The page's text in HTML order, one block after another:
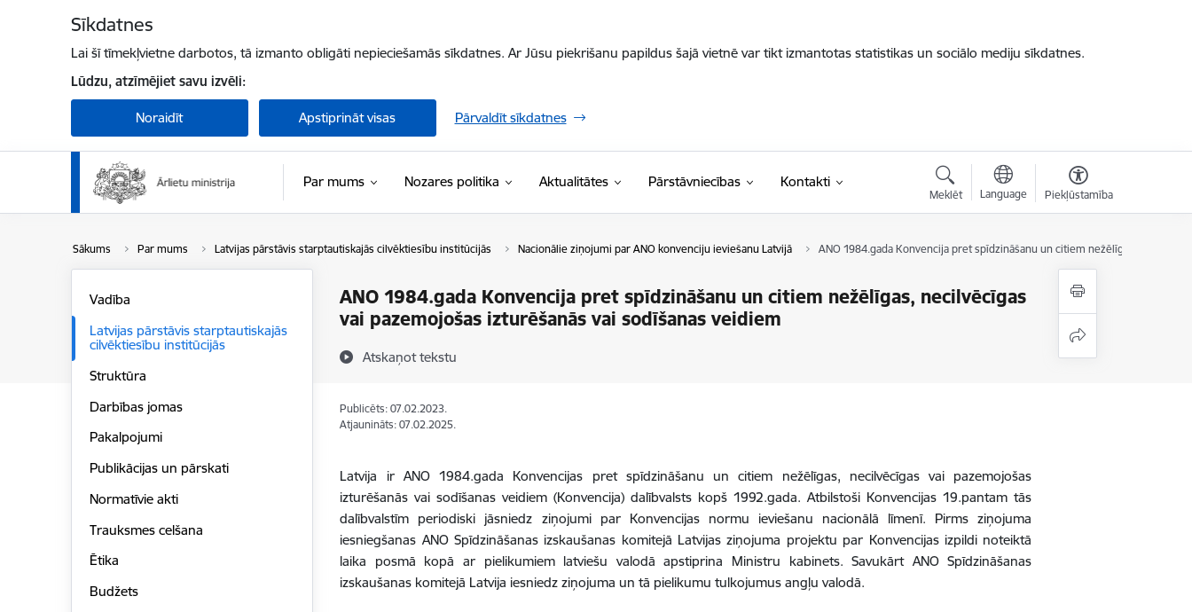
Sīkdatnes
Lai šī tīmekļvietne darbotos, tā izmanto obligāti nepieciešamās sīkdatnes. Ar Jūsu piekrišanu papildus šajā vietnē var tikt izmantotas statistikas un sociālo mediju sīkdatnes.
Lūdzu, atzīmējiet savu izvēli:
Noraidīt Apstiprināt visas Pārvaldīt sīkdatnes
Par mums Nozares politika Aktualitātes Pārstāvniecības Kontakti
Meklēt Language Piekļūstamība
Sākums Par mums Latvijas pārstāvis starptautiskajās cilvēktiesību institūcijās Nacionālie ziņojumi par ANO konvenciju ieviešanu Latvijā ANO 1984.gada Konvencija pret spīdzināšanu un citiem nežēlīgas,
ANO 1984.gada Konvencija pret spīdzināšanu un citiem nežēlīgas, necilvēcīgas
vai pazemojošas izturēšanās vai sodīšanas veidiem
Atskaņot tekstu
Vadība
Latvijas pārstāvis starptautiskajās
cilvēktiesību institūcijās
Struktūra
Darbības jomas
Pakalpojumi
Publikācijas un pārskati
Normatīvie akti
Trauksmes celšana
Ētika
Budžets
Publicēts: 07.02.2023.
Atjaunināts: 07.02.2025.
Latvija ir ANO 1984.gada Konvencijas pret spīdzināšanu un citiem nežēlīgas, necilvēcīgas vai pazemojošas
izturēšanās vai sodīšanas veidiem (Konvencija) dalībvalsts kopš 1992.gada. Atbilstoši Konvencijas 19.pantam tās
dalībvalstīm periodiski jāsniedz ziņojumi par Konvencijas normu ieviešanu nacionālā līmenī. Pirms ziņojuma
iesniegšanas ANO Spīdzināšanas izskaušanas komitejā Latvijas ziņojuma projektu par Konvencijas izpildi noteiktā
laika posmā kopā ar pielikumiem latviešu valodā apstiprina Ministru kabinets. Savukārt ANO Spīdzināšanas
izskaušanas komitejā Latvija iesniedz ziņojuma un tā pielikumu tulkojumus angļu valodā.